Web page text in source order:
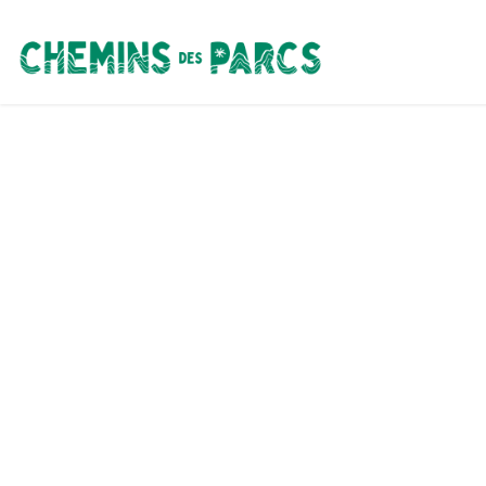
Chemins des Parcs